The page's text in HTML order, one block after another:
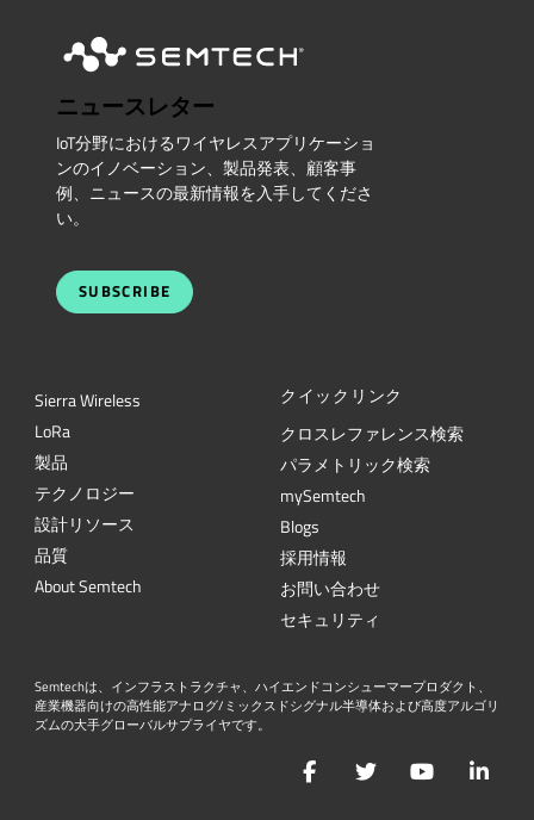
ニュースレター
IoT分野におけるワイヤレスアプリケーショ
ンのイノベーション、製品発表、顧客事
例、ニュースの最新情報を入手してくださ
い。
SUBSCRIBE
Sierra Wireless
LoRa
製品
テクノロジー
設計リソース
品質
About Semtech
クイックリンク
クロスレファレンス検索
パラメトリック検索
mySemtech
Blogs
採用情報
お問い合わせ
セキュリティ
Semtechは、インフラストラクチャ、ハイエンドコンシューマープロダクト、
産業機器向けの高性能アナログ/ミックスドシグナル半導体および高度アルゴリ
ズムの大手グローバルサプライヤです。
FacebookTwitterYouTube